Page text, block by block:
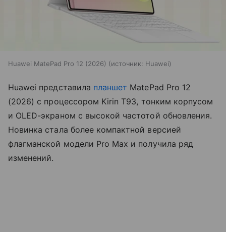
Huawei MatePad Pro 12 (2026) источник: Huawei
Huawei представила планшет MatePad Pro 12
(2026) с процессором Kirin T93, тонким корпусом
и OLED-экраном с высокой частотой обновления.
Новинка стала более компактной версией
флагманской модели Pro Max и получила ряд
изменений.